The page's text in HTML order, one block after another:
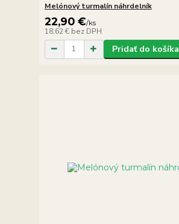
Melónový turmalín náhrdelník
22,90 €/ks
18,62 € bez DPH
Pridať do košíka